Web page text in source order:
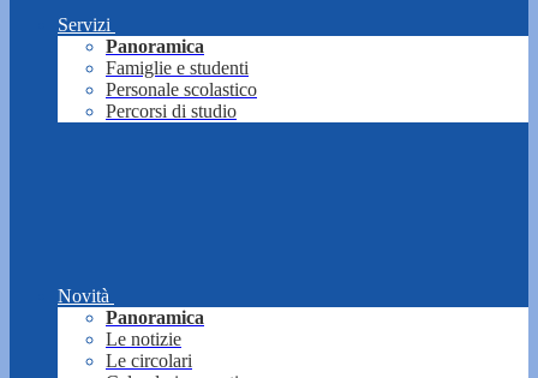
Servizi
Panoramica
Famiglie e studenti
Personale scolastico
Percorsi di studio
Novità
Panoramica
Le notizie
Le circolari